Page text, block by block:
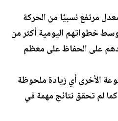
مرتفع نسبيًا من الحركة
خطواتهم اليومية أكثر من
على الحفاظ على معظم
الأخرى أي زيادة ملحوظة
لم تحقق نتائج مهمة في